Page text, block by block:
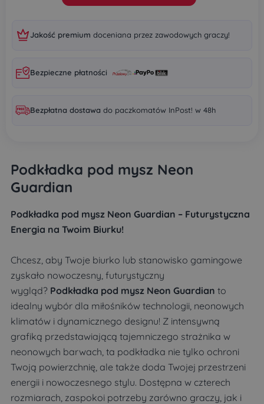
Jakość premium doceniana przez zawodowych graczy!
Bezpieczne płatności
Bezpłatna dostawa do paczkomatów InPost! w 48h
Podkładka pod mysz Neon
Guardian
Podkładka pod mysz Neon Guardian – Futurystyczna
Energia na Twoim Biurku!
Chcesz, aby Twoje biurko lub stanowisko gamingowe
zyskało nowoczesny, futurystyczny
wygląd? Podkładka pod mysz Neon Guardian to
idealny wybór dla miłośników technologii, neonowych
klimatów i dynamicznego designu! Z intensywną
grafiką przedstawiającą tajemniczego strażnika w
neonowych barwach, ta podkładka nie tylko ochroni
Twoją powierzchnię, ale także doda Twojej przestrzeni
energii i nowoczesnego stylu. Dostępna w czterech
rozmiarach, zaspokoi potrzeby zarówno graczy, jak i